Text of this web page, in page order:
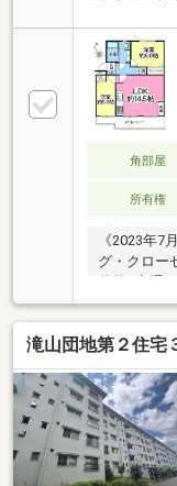
徒歩3分■物
2LDK・階
月：1969年
（ＩＨクッ
地内に公
ださい。
角部屋
所有権
《2023年7
グ・クロー
丁目」バス
㎡・間取り
階部分・築
線利用可・
料請求等お
滝山団地第２住宅